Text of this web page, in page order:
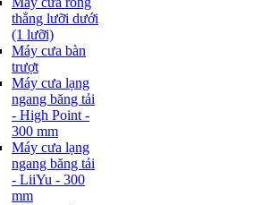
thẳng lưỡi dưới
(1 lưỡi)
Máy cưa bàn
trượt
Máy cưa lạng
ngang băng tải
- High Point -
300 mm
Máy cưa lạng
ngang băng tải
- LiiYu - 300
mm